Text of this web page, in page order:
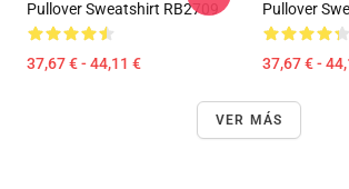
Pullover Sweatshirt RB2709
37,67 € - 44,11 €
Pullover
37,67 € -
VER MÁS